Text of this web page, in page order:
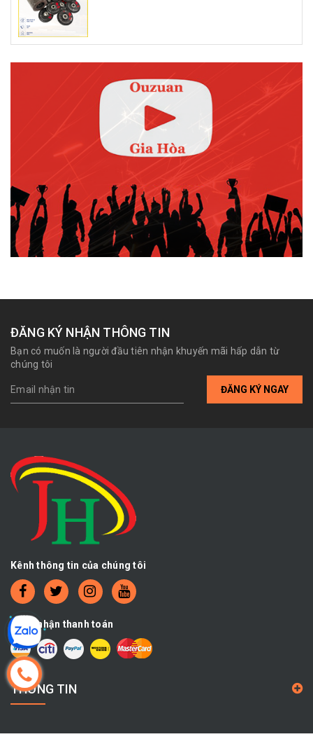
ĐĂNG KÝ NHẬN THÔNG TIN
Bạn có muốn là người đầu tiên nhận khuyến mãi hấp dẫn từ
chúng tôi
ĐĂNG KÝ NGAY
Kênh thông tin của chúng tôi
Chấp nhận thanh toán
THÔNG TIN